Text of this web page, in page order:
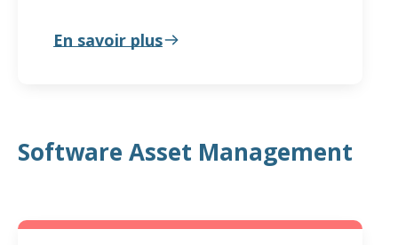
En savoir plus
Software Asset Management